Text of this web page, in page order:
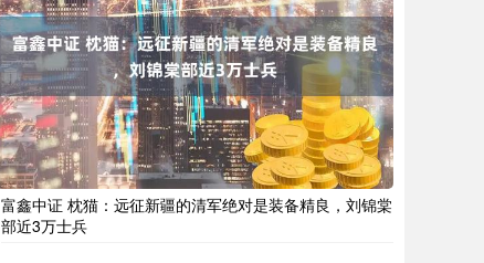
富鑫中证 枕猫：远征新疆的清军绝对是装备精良，刘锦棠
部近3万士兵